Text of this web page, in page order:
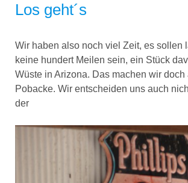
Los geht´s
Wir haben also noch viel Zeit, es sollen
keine hundert Meilen sein, ein Stück
Wüste in Arizona. Das machen wir doch
Pobacke. Wir entscheiden uns auch
der